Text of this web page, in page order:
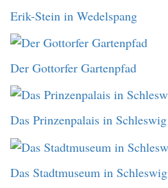
Erik-Stein in Wedelspang
Der Gottorfer Gartenpfad
Das Prinzenpalais in Schleswig
Das Stadtmuseum in Schleswig